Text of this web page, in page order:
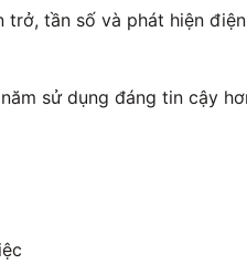
trở, tần số và phát hiện
sử dụng đáng tin cậy